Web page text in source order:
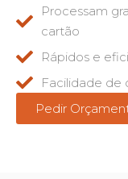
Processam
cartão
Rápidos e
Facilidade de
Pedir